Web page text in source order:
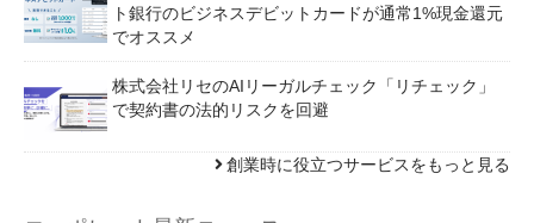
ト銀行のビジネスデビットカードが通常1%現金還元
でオススメ
株式会社リセのAIリーガルチェック「リチェック」
で契約書の法的リスクを回避
創業時に役立つサービスをもっと見る